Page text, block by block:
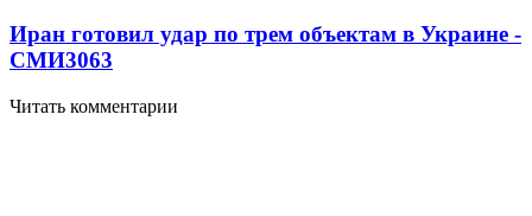
Иран готовил удар по трем объектам в Украине -
СМИ3063
Читать комментарии